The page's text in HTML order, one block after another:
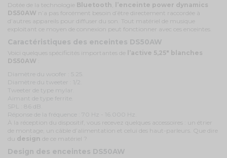
Dotée de la technologie Bluetooth l’enceinte power dynamics
DS50AW n’a pas forcément besoin d’être directement raccordée à
d’autres appareils pour diffuser du son. Tout matériel de musique
exploitant ce moyen de connexion peut fonctionner avec ces enceintes.
Caractéristiques des enceintes DS50AW
Voici quelques spécificités importantes de
l’active 5,25" blanches
DS50AW
Diamètre du woofer : 5.25.
Diamètre du tweeter : 1/2.
Tweeter de type mylar.
Aimant de type ferrite.
SPL : 86 dB.
Réponse de la fréquence : 70 Hz - 16.000 Hz.
À la réception du dispositif, vous recevez quelques accessoires : un étrier
de montage, un câble d’alimentation et celui des haut-parleurs. Que dire
du design de ce matériel ?
Design des enceintes DS50AW